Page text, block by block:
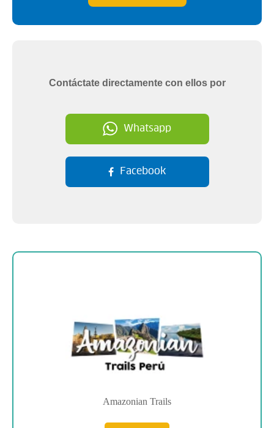
Contáctate directamente con ellos por
Whatsapp
Facebook
Amazonian Trails